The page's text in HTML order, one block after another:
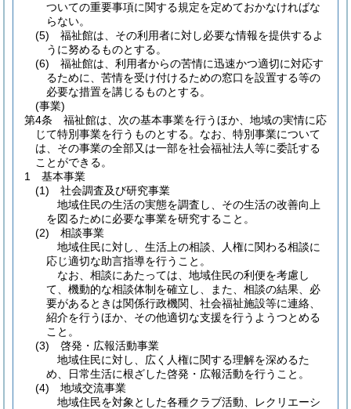
ついての重要事項に関する規定を定めておかなければな
らない。
(5)
福祉館は、その利用者に対し必要な情報を提供するよ
うに努めるものとする。
(6)
福祉館は、利用者からの苦情に迅速かつ適切に対応す
るために、苦情を受け付けるための窓口を設置する等の
必要な措置を講じるものとする。
(事業)
第4条
福祉館は、次の基本事業を行うほか、地域の実情に応
じて特別事業を行うものとする。 なお、特別事業について
は、その事業の全部又は一部を社会福祉法人等に委託する
ことができる。
1 基本事業
(1) 社会調査及び研究事業
地域住民の生活の実態を調査し、その生活の改善向上
を図るために必要な事業を研究すること。
(2) 相談事業
地域住民に対し、生活上の相談、人権に関わる相談に
応じ適切な助言指導を行うこと。
なお、相談にあたっては、地域住民の利便を考慮し
て、機動的な相談体制を確立し、また、相談の結果、必
要があるときは関係行政機関、社会福祉施設等に連絡、
紹介を行うほか、その他適切な支援を行うようつとめる
こと。
(3) 啓発・広報活動事業
地域住民に対し、広く人権に関する理解を深めるた
め、日常生活に根ざした啓発・広報活動を行うこと。
(4) 地域交流事業
地域住民を対象とした各種クラブ活動、レクリエーシ